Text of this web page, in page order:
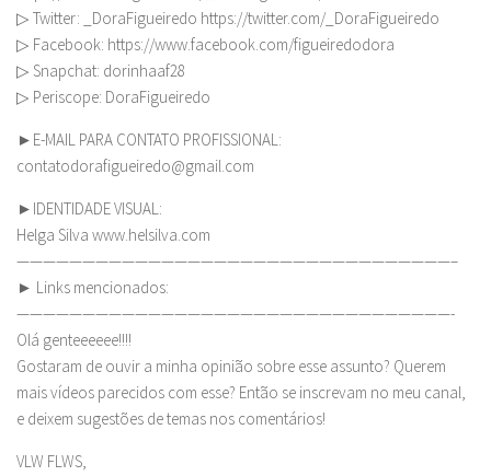
▷ Twitter: _DoraFigueiredo https://twitter.com/_DoraFigueiredo
▷ Facebook: https://www.facebook.com/figueiredodora
▷ Snapchat: dorinhaaf28
▷ Periscope: DoraFigueiredo
►E-MAIL PARA CONTATO PROFISSIONAL:
contatodorafigueiredo@gmail.com
►IDENTIDADE VISUAL:
Helga Silva www.helsilva.com
—————————————————————————————————–
► Links mencionados:
—————————————————————————————————-
Olá genteeeeee!!!!
Gostaram de ouvir a minha opinião sobre esse assunto? Querem
mais vídeos parecidos com esse? Então se inscrevam no meu canal,
e deixem sugestões de temas nos comentários!
VLW FLWS,